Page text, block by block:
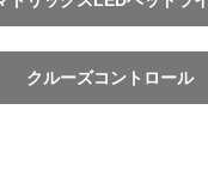
クルーズコントロール